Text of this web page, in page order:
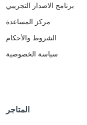
برنامج الاصدار التجريبي
مركز المساعدة
الشروط والأحكام
سياسة الخصوصية
المتاجر